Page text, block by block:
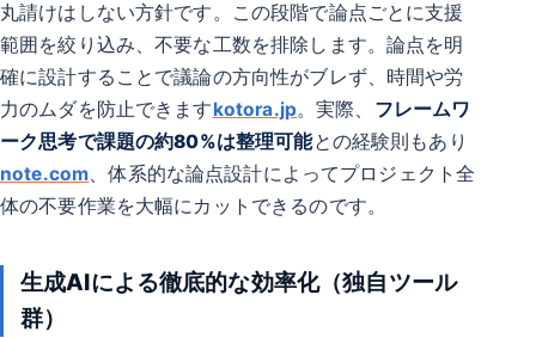
丸請けはしない方針です。この段階で論点ごとに支援
範囲を絞り込み、不要な工数を排除します。論点を明
確に設計することで議論の方向性がブレず、時間や労
力のムダを防止できますkotora.jp。実際、 フレームワ
ーク思考で課題の約80%は整理可能との経験則もあり
note.com、体系的な論点設計によってプロジェクト全
体の不要作業を大幅にカットできるのです。
生成AIによる徹底的な効率化（独自ツール
群）